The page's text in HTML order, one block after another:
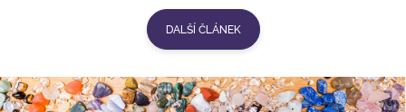
DALŠÍ ČLÁNEK